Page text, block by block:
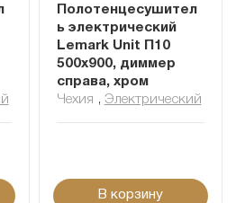
Полотенцесушител
ь электрический
Lemark Unit П10
500x900, диммер
справа, хром
Чехия , Электрический
В корзину